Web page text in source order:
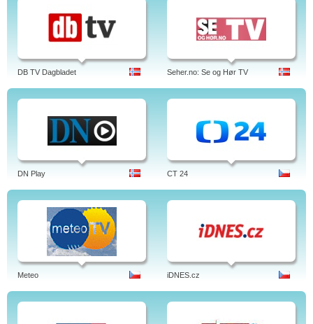
DB TV Dagbladet Seher.no: Se og Hør TV
DN Play CT 24
Meteo iDNES.cz